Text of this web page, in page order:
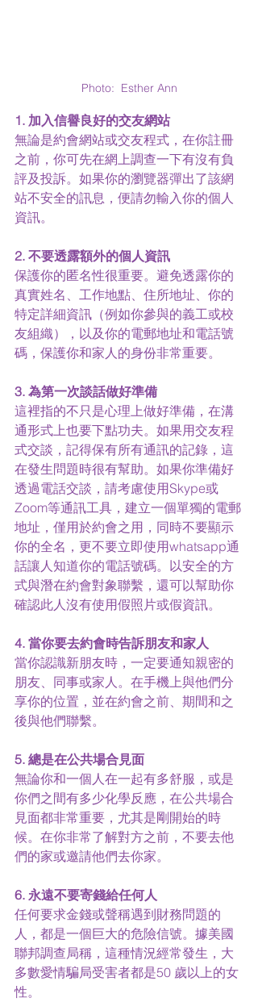
Photo:  Esther Ann
1. 加入信譽良好的交友網站
無論是約會網站或交友程式，在你註冊
之前，你可先在網上調查一下有沒有負
評及投訴。如果你的瀏覽器彈出了該網
站不安全的訊息，便請勿輸入你的個人
資訊。
2. 不要透露額外的個人資訊
保護你的匿名性很重要。避免透露你的
真實姓名、工作地點、住所地址、你的
特定詳細資訊（例如你參與的義工或校
友組織），以及你的電郵地址和電話號
碼，保護你和家人的身份非常重要。
3. 為第一次談話做好準備
這裡指的不只是心理上做好準備，在溝
通形式上也要下點功夫。如果用交友程
式交談，記得保有所有通訊的記錄，這
在發生問題時很有幫助。如果你準備好
透過電話交談，請考慮使用Skype或
Zoom等通訊工具，建立一個單獨的電郵
地址，僅用於約會之用，同時不要顯示
你的全名，更不要立即使用whatsapp通
話讓人知道你的電話號碼。以安全的方
式與潛在約會對象聯繫，還可以幫助你
確認此人沒有使用假照片或假資訊。
4. 當你要去約會時告訴朋友和家人
當你認識新朋友時，一定要通知親密的
朋友、同事或家人。在手機上與他們分
享你的位置，並在約會之前、期間和之
後與他們聯繫。
5. 總是在公共場合見面
無論你和一個人在一起有多舒服，或是
你們之間有多少化學反應，在公共場合
見面都非常重要，尤其是剛開始的時
候。在你非常了解對方之前，不要去他
們的家或邀請他們去你家。
6. 永遠不要寄錢給任何人
任何要求金錢或聲稱遇到財務問題的
人，都是一個巨大的危險信號。據美國
聯邦調查局稱，這種情況經常發生，大
多數愛情騙局受害者都是5​​0 歲以上的女
性。